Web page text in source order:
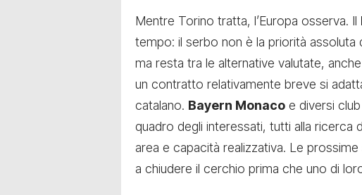
Mentre Torino tratta, l’Europa osserva. Il
tempo: il serbo non è la priorità assoluta
ma resta tra le alternative valutate,
un contratto relativamente breve si
catalano. Bayern Monaco e diversi
quadro degli interessati, tutti alla ricerca
area e capacità realizzativa. Le
a chiudere il cerchio prima che uno di